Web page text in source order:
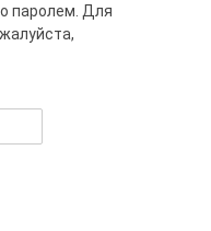
паролем. Для